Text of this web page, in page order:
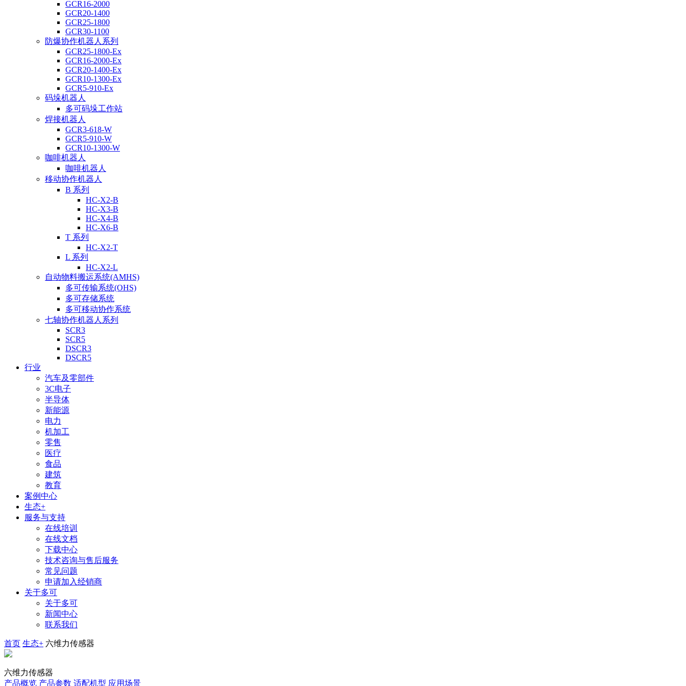
GCR16-2000
GCR20-1400
GCR25-1800
GCR30-1100
防爆协作机器人系列
GCR25-1800-Ex
GCR16-2000-Ex
GCR20-1400-Ex
GCR10-1300-Ex
GCR5-910-Ex
码垛机器人
多可码垛工作站
焊接机器人
GCR3-618-W
GCR5-910-W
GCR10-1300-W
咖啡机器人
咖啡机器人
移动协作机器人
B 系列
HC-X2-B
HC-X3-B
HC-X4-B
HC-X6-B
T 系列
HC-X2-T
L 系列
HC-X2-L
自动物料搬运系统(AMHS)
多可传输系统(OHS)
多可存储系统
多可移动协作系统
七轴协作机器人系列
SCR3
SCR5
DSCR3
DSCR5
行业
汽车及零部件
3C电子
半导体
新能源
电力
机加工
零售
医疗
食品
建筑
教育
案例中心
生态+
服务与支持
在线培训
在线文档
下载中心
技术咨询与售后服务
常见问题
申请加入经销商
关于多可
关于多可
新闻中心
联系我们
首页 生态+ 六维力传感器
六维力传感器
产品概览 产品参数 适配机型 应用场景